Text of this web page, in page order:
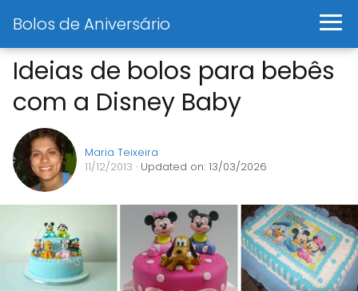
Bolos de Aniversário
Ideias de bolos para bebês
com a Disney Baby
Maria Teixeira
11/12/2013 · Updated on: 13/03/2026